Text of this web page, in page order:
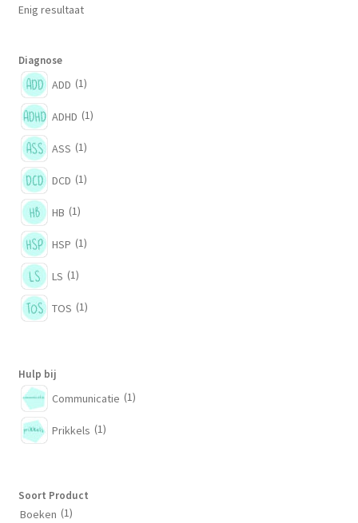
Enig resultaat
Diagnose
ADD (1)
ADHD (1)
ASS (1)
DCD (1)
HB (1)
HSP (1)
LS (1)
TOS (1)
Hulp bij
Communicatie (1)
Prikkels (1)
Soort Product
Boeken (1)